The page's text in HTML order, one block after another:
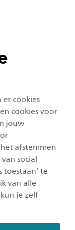
er cookies
cookies voor
jouw
afstemmen
social
toestaan' te
van alle
je zelf
Almelo